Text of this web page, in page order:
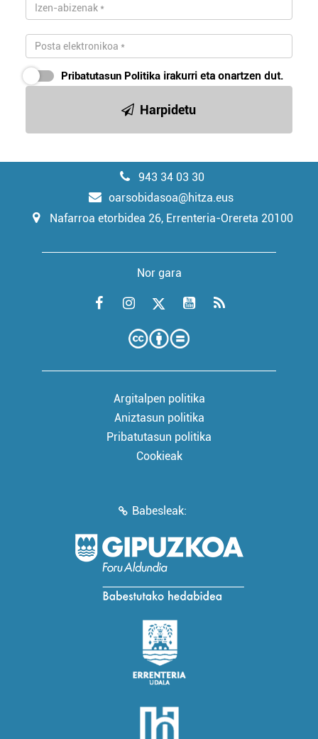
Pribatutasun Politika irakurri eta onartzen dut.
Harpidetu
943 34 03 30
oarsobidasoa@hitza.eus
Nafarroa etorbidea 26, Errenteria-Orereta 20100
Nor gara
Argitalpen politika
Aniztasun politika
Pribatutasun politika
Cookieak
Babesleak: